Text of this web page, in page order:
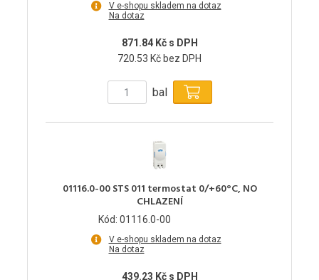
V e-shopu skladem na dotaz
Na dotaz
871.84 Kč s DPH
720.53 Kč bez DPH
bal
01116.0-00 STS 011 termostat 0/+60°C, NO
CHLAZENÍ
Kód: 01116.0-00
V e-shopu skladem na dotaz
Na dotaz
439.23 Kč s DPH